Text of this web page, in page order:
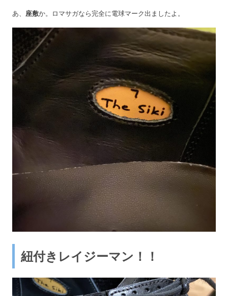
あ、 座敷か。ロマサガなら完全に電球マーク出ましたよ。
紐付きレイジーマン！！